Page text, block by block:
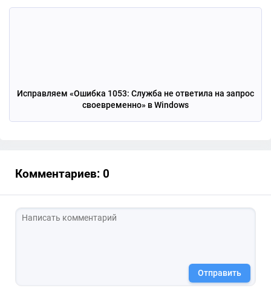
Исправляем «Ошибка 1053: Служба не ответила на запрос
своевременно» в Windows
Комментариев: 0
Отправить